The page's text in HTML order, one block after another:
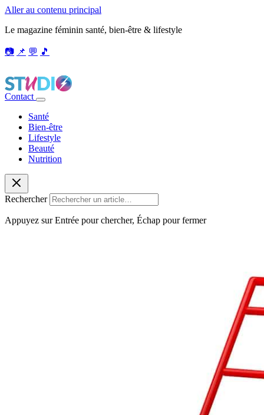
Aller au contenu principal
Le magazine féminin santé, bien-être & lifestyle
📷 📌 💬 🎵
Contact
Santé
Bien-être
Lifestyle
Beauté
Nutrition
Rechercher
Appuyez sur Entrée pour chercher, Échap pour fermer